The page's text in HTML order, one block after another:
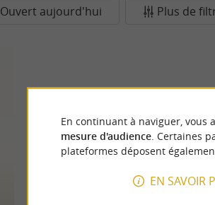
Ouvert aujourd'hui Plus de
En continuant à naviguer, vous
mesure d'audience. Certaines
plateformes déposent
EN SAVOIR